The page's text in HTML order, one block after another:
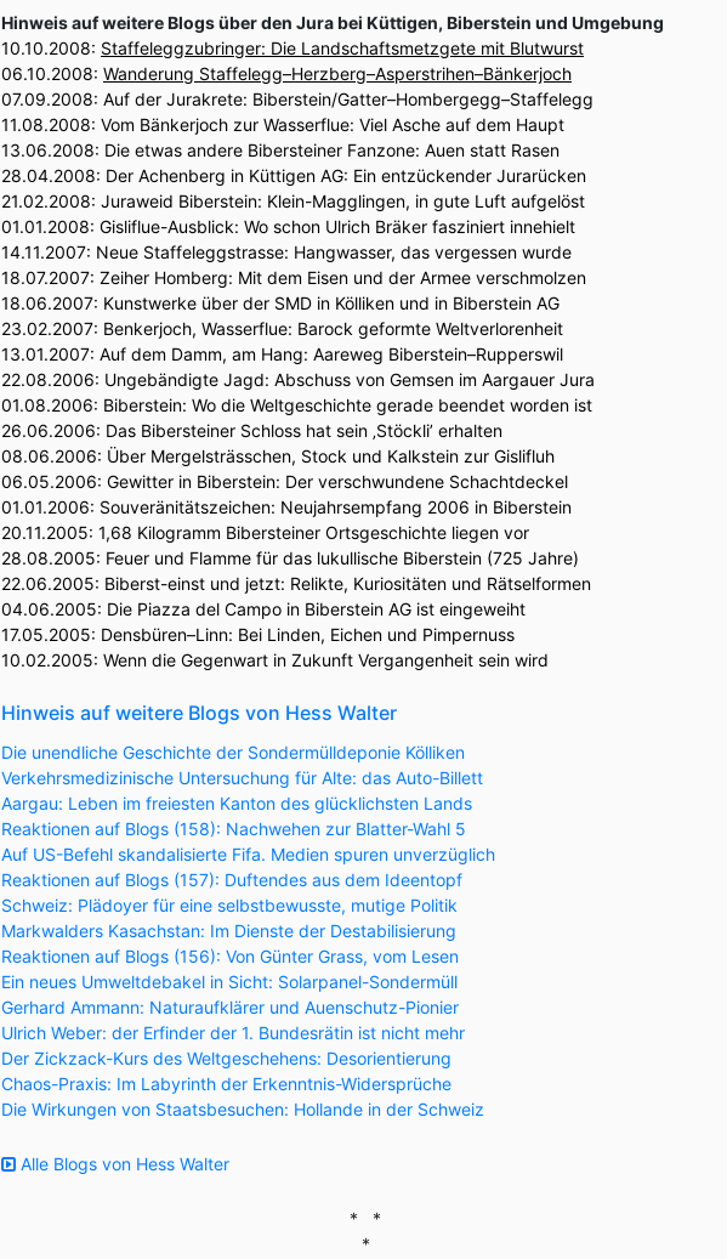
Hinweis auf weitere Blogs über den Jura bei Küttigen, Biberstein und Umgebung
10.10.2008: Staffeleggzubringer: Die Landschaftsmetzgete mit Blutwurst
06.10.2008: Wanderung Staffelegg–Herzberg–Asperstrihen–Bänkerjoch
07.09.2008: Auf der Jurakrete: Biberstein/Gatter–Hombergegg–Staffelegg
11.08.2008: Vom Bänkerjoch zur Wasserflue: Viel Asche auf dem Haupt
13.06.2008: Die etwas andere Bibersteiner Fanzone: Auen statt Rasen
28.04.2008: Der Achenberg in Küttigen AG: Ein entzückender Jurarücken
21.02.2008: Juraweid Biberstein: Klein-Magglingen, in gute Luft aufgelöst
01.01.2008: Gisliflue-Ausblick: Wo schon Ulrich Bräker fasziniert innehielt
14.11.2007: Neue Staffeleggstrasse: Hangwasser, das vergessen wurde
18.07.2007: Zeiher Homberg: Mit dem Eisen und der Armee verschmolzen
18.06.2007: Kunstwerke über der SMD in Kölliken und in Biberstein AG
23.02.2007: Benkerjoch, Wasserflue: Barock geformte Weltverlorenheit
13.01.2007: Auf dem Damm, am Hang: Aareweg Biberstein–Rupperswil
22.08.2006: Ungebändigte Jagd: Abschuss von Gemsen im Aargauer Jura
01.08.2006: Biberstein: Wo die Weltgeschichte gerade beendet worden ist
26.06.2006: Das Bibersteiner Schloss hat sein ‚Stöckli’ erhalten
08.06.2006: Über Mergelsträsschen, Stock und Kalkstein zur Gislifluh
06.05.2006: Gewitter in Biberstein: Der verschwundene Schachtdeckel
01.01.2006: Souveränitätszeichen: Neujahrsempfang 2006 in Biberstein
20.11.2005: 1,68 Kilogramm Bibersteiner Ortsgeschichte liegen vor
28.08.2005: Feuer und Flamme für das lukullische Biberstein (725 Jahre)
22.06.2005: Biberst-einst und jetzt: Relikte, Kuriositäten und Rätselformen
04.06.2005: Die Piazza del Campo in Biberstein AG ist eingeweiht
17.05.2005: Densbüren–Linn: Bei Linden, Eichen und Pimpernuss
10.02.2005: Wenn die Gegenwart in Zukunft Vergangenheit sein wird
Hinweis auf weitere Blogs von Hess Walter
Die unendliche Geschichte der Sondermülldeponie Kölliken
Verkehrsmedizinische Untersuchung für Alte: das Auto-Billett
Aargau: Leben im freiesten Kanton des glücklichsten Lands
Reaktionen auf Blogs (158): Nachwehen zur Blatter-Wahl 5
Auf US-Befehl skandalisierte Fifa. Medien spuren unverzüglich
Reaktionen auf Blogs (157): Duftendes aus dem Ideentopf
Schweiz: Plädoyer für eine selbstbewusste, mutige Politik
Markwalders Kasachstan: Im Dienste der Destabilisierung
Reaktionen auf Blogs (156): Von Günter Grass, vom Lesen
Ein neues Umweltdebakel in Sicht: Solarpanel-Sondermüll
Gerhard Ammann: Naturaufklärer und Auenschutz-Pionier
Ulrich Weber: der Erfinder der 1. Bundesrätin ist nicht mehr
Der Zickzack-Kurs des Weltgeschehens: Desorientierung
Chaos-Praxis: Im Labyrinth der Erkenntnis-Widersprüche
Die Wirkungen von Staatsbesuchen: Hollande in der Schweiz
Alle Blogs von Hess Walter
* *
*